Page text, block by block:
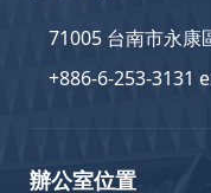
71005 台南市永康
+886-6-253-3131
辦公室位置